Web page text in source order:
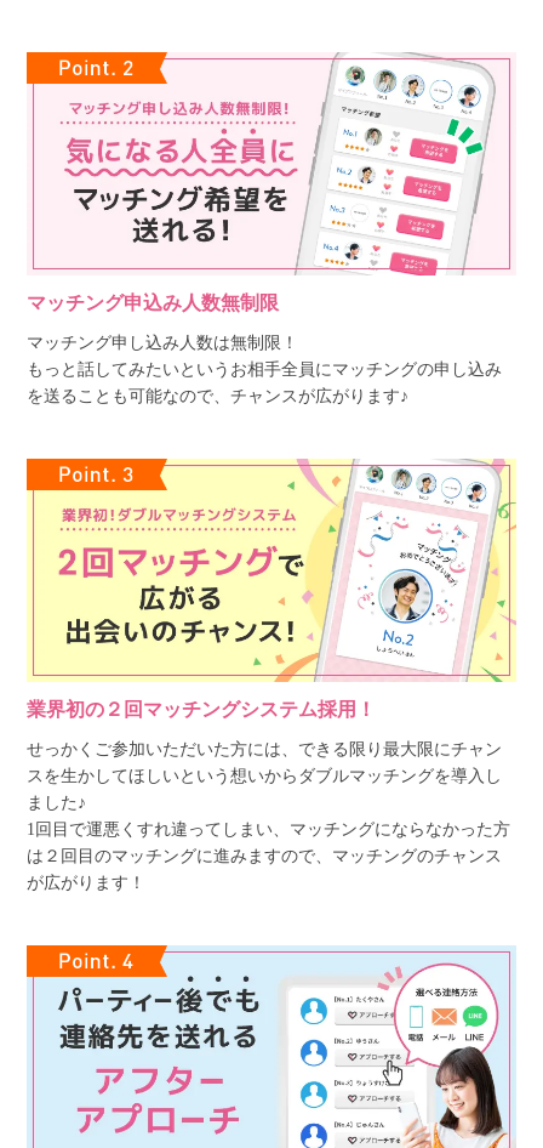
マッチング申込み人数無制限
マッチング申し込み人数は無制限！
もっと話してみたいというお相手全員にマッチングの申し込み
を送ることも可能なので、チャンスが広がります♪
業界初の２回マッチングシステム採用！
せっかくご参加いただいた方には、できる限り最大限にチャン
スを生かしてほしいという想いからダブルマッチングを導入し
ました♪
1回目で運悪くすれ違ってしまい、マッチングにならなかった方
は２回目のマッチングに進みますので、マッチングのチャンス
が広がります！